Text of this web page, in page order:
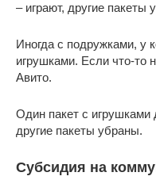
– играют, другие пакеты
Иногда с подружками, у
игрушками. Если что-то
Авито.
Один пакет с игрушками
другие пакеты убраны.
Субсидия на